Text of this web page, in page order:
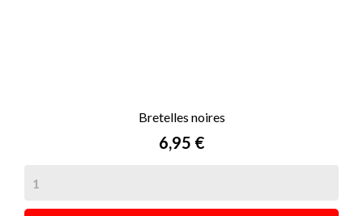
Bretelles noires
Prix
6,95 €